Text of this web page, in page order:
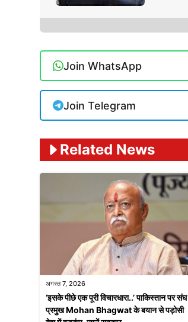
Join WhatsApp
Join Telegram
Related News
अगस्त 7, 2026
‘इसके पीछे एक पूरी विचारधारा..’ पाकिस्तान पर संघ
प्रमुख Mohan Bhagwat के बयान से पड़ोसी